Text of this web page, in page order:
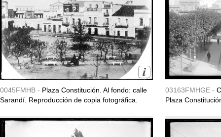
0045FMHB - Plaza Constitución. Al fondo: calle
Sarandí. Reproducción de copia fotográfica.
03163FMHGE -
Plaza